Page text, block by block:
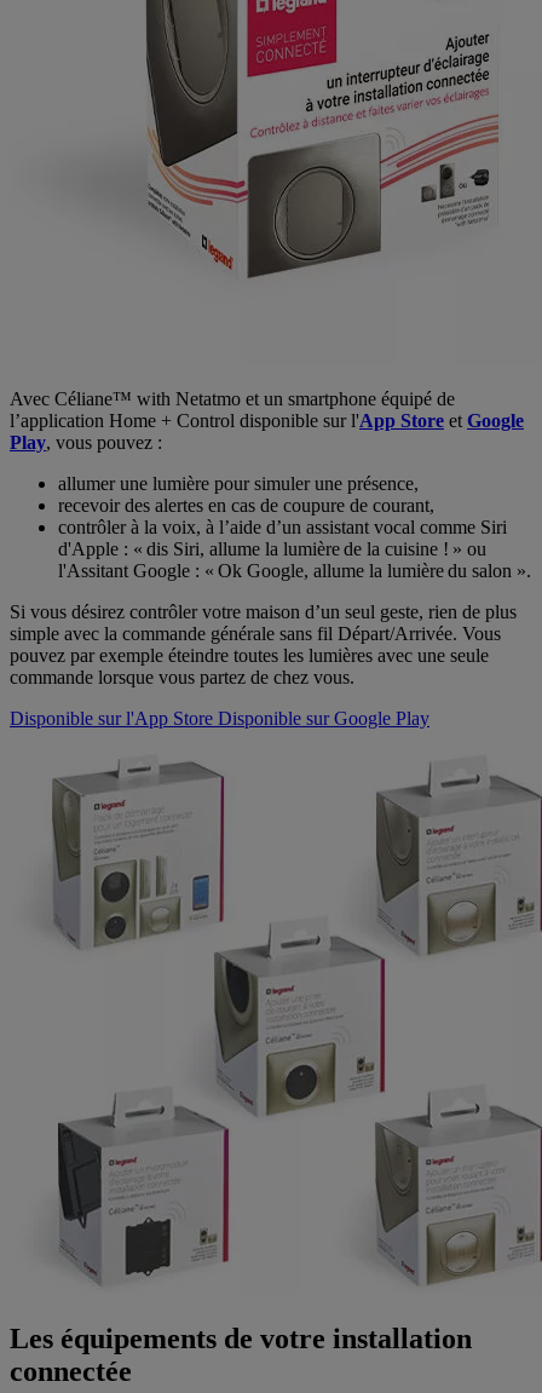
Avec Céliane™ with Netatmo et un smartphone équipé de
l’application Home + Control disponible sur l'App Store etGoogle
Play, vous pouvez :
allumer une lumière pour simuler une présence,
recevoir des alertes en cas de coupure de courant,
contrôler à la voix, à l’aide d’un assistant vocal comme Siri
d'Apple : « dis Siri, allume la lumière de la cuisine ! » ou
l'Assitant Google : « Ok Google, allume la lumière du salon ».
Si vous désirez contrôler votre maison d’un seul geste, rien de plus
simple avec la commande générale sans fil Départ/Arrivée. Vous
pouvez par exemple éteindre toutes les lumières avec une seule
commande lorsque vous partez de chez vous.
Disponible sur l'App Store Disponible sur Google Play
Les équipements de votre installation
connectée